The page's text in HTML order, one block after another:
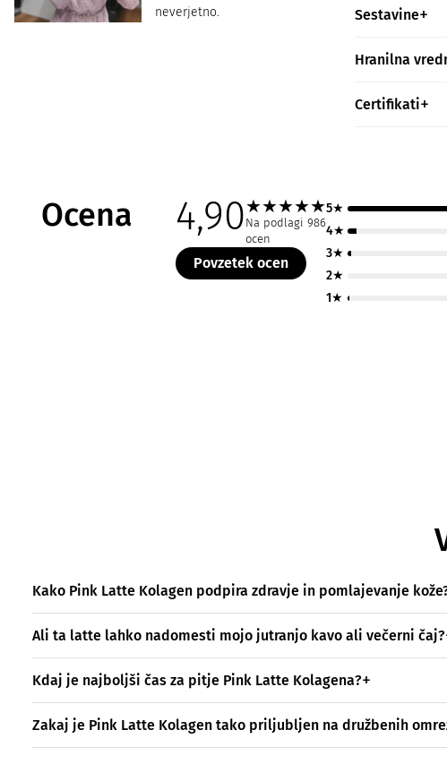
neverjetno.
Sestavine
Hranilna
Certifikati
Ocena 4,90★★★★★
Na podlagi 986
ocen
Povzetek ocen
5★
4★
3★
2★
1★
Kako Pink Latte Kolagen podpira zdravje in pomlajevanje
Ali ta latte lahko nadomesti mojo jutranjo kavo ali večerni čaj?
Kdaj je najboljši čas za pitje Pink Latte Kolagena?
Zakaj je Pink Latte Kolagen tako priljubljen na družbenih